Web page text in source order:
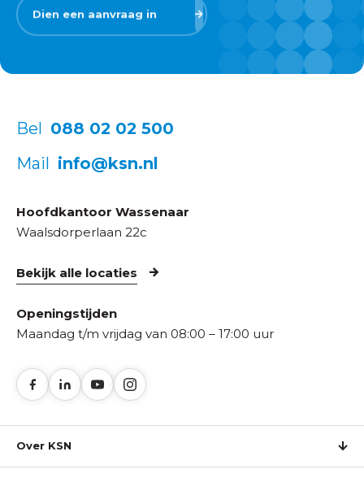
Dien een aanvraag in
Bel 088 02 02 500
Mail info@ksn.nl
Hoofdkantoor Wassenaar
Waalsdorperlaan 22c
Bekijk alle locaties
Openingstijden
Maandag t/m vrijdag van 08:00 – 17:00 uur
Over KSN